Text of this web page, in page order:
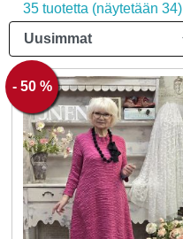
35 tuotetta (näytetään 34)
- 50 %